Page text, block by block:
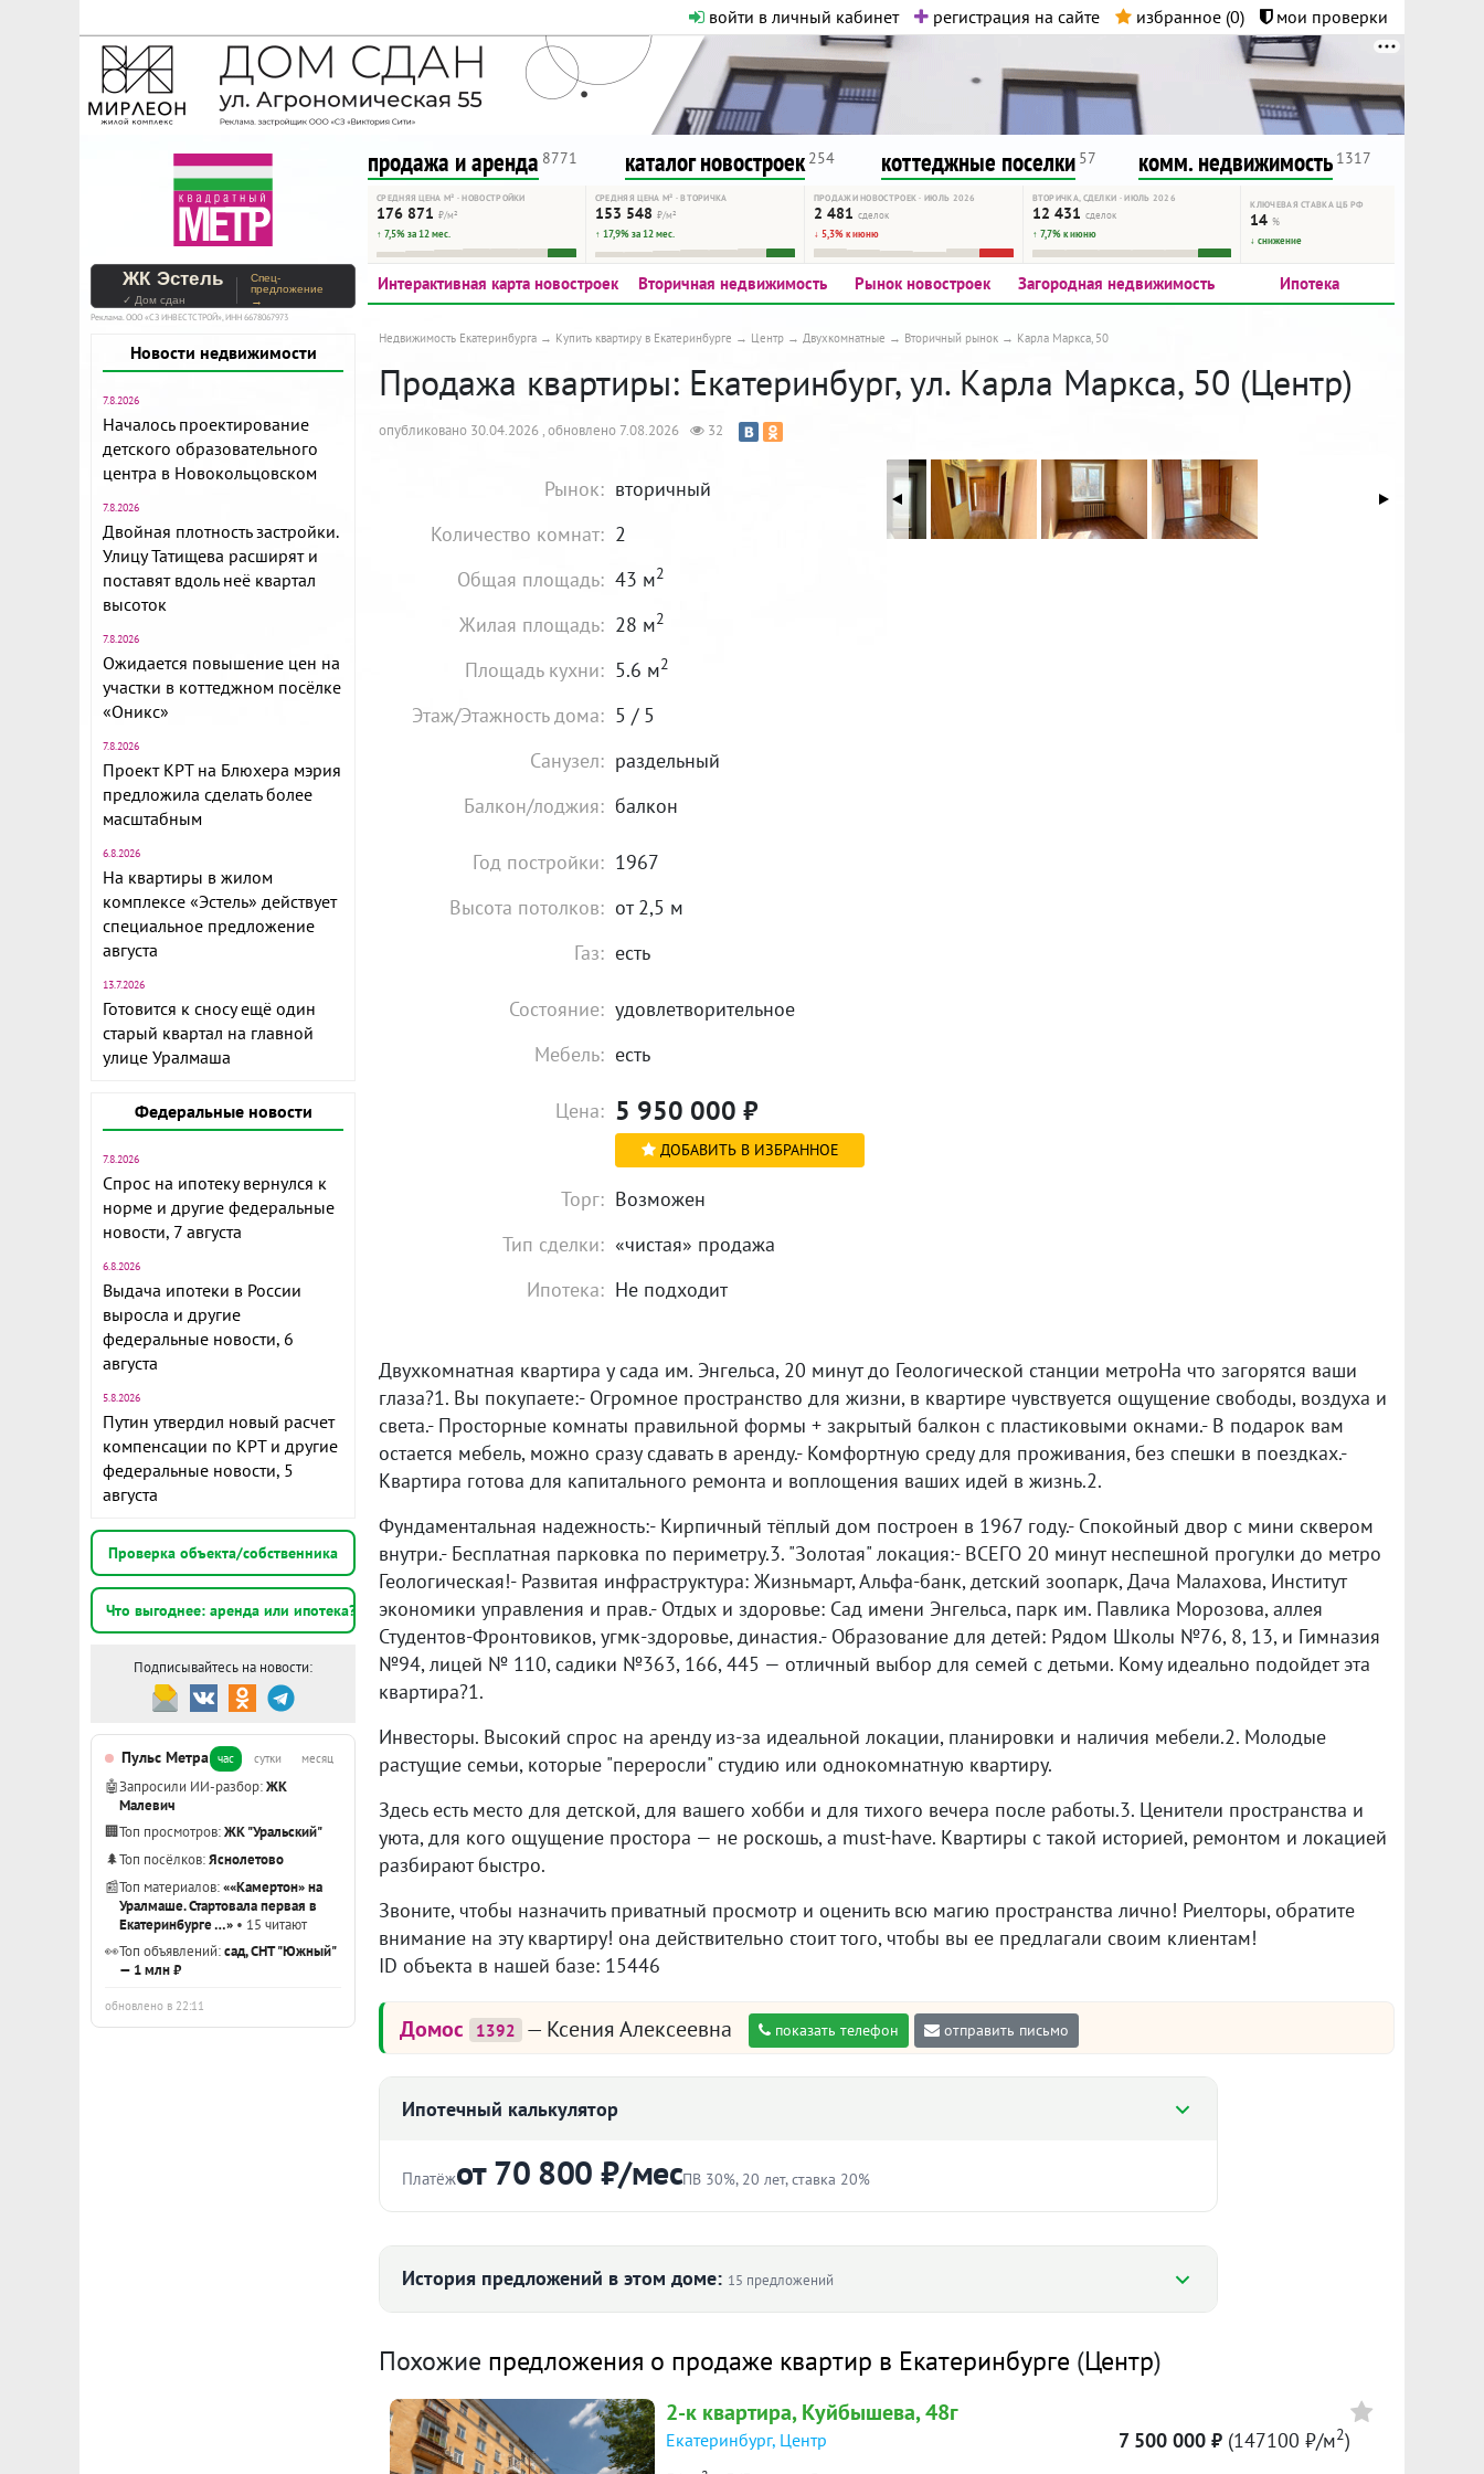
войти в личный кабинет регистрация на сайте избранное (0) мои проверки
На Метре реклама - только нормальная. Никакого шок-контента.
Помогайте независимому ресурсу, как он помогает вам. Удачи!
продажа и аренда 8771 каталог новостроек 254 коттеджные поселки 57 комм. недвижимость 1317
СРЕДНЯЯ ЦЕНА М² · НОВОСТРОЙКИ
176 871 ₽/м²
↑ 7,5% за 12 мес.
СРЕДНЯЯ ЦЕНА М² · ВТОРИЧКА
153 548 ₽/м²
↑ 17,9% за 12 мес.
ПРОДАЖИ НОВОСТРОЕК · ИЮЛЬ 2026
2 481 сделок
↓ 5,3% к июню
ВТОРИЧКА, СДЕЛКИ · ИЮЛЬ 2026
12 431 сделок
↑ 7,7% к июню
КЛЮЧЕВАЯ СТАВКА ЦБ РФ
14%
↓ снижение
ЖК Эстель
✓ Дом сдан
Спец-
предложение
→
Реклама. ООО «СЗ ИНВЕСТСТРОЙ», ИНН 6678067973
Новости недвижимости
7.8.2026
Началось проектирование
детского образовательного
центра в Новокольцовском
7.8.2026
Двойная плотность застройки.
Улицу Татищева расширят и
поставят вдоль неё квартал
высоток
7.8.2026
Ожидается повышение цен на
участки в коттеджном посёлке
«Оникс»
7.8.2026
Проект КРТ на Блюхера мэрия
предложила сделать более
масштабным
6.8.2026
На квартиры в жилом
комплексе «Эстель» действует
специальное предложение
августа
13.7.2026
Готовится к сносу ещё один
старый квартал на главной
улице Уралмаша
Федеральные новости
7.8.2026
Спрос на ипотеку вернулся к
норме и другие федеральные
новости, 7 августа
6.8.2026
Выдача ипотеки в России
выросла и другие
федеральные новости, 6
августа
5.8.2026
Путин утвердил новый расчет
компенсации по КРТ и другие
федеральные новости, 5
августа
Проверка объекта/собственника
Что выгоднее: аренда или ипотека?
Подписывайтесь на новости:
Пульс Метра час сутки месяц
🤖Запросили ИИ-разбор:ЖК
Малевич
🏢Топ просмотров:ЖК "Уральский"
🌲Топ посёлков:Яснолетово
📰Топ материалов:««Камертон» на
Уралмаше. Стартовала первая в
Екатеринбурге …» • 15 читают
👀Топ объявлений:сад, СНТ "Южный"
— 1 млн ₽
обновлено в 22:11
Интерактивная карта новостроек Вторичная недвижимость Рынок новостроек Загородная недвижимость Ипотека
Недвижимость Екатеринбурга Купить квартиру в Екатеринбурге Центр Двухкомнатные Вторичный рынок Карла Маркса, 50
Продажа квартиры: Екатеринбург, ул. Карла Маркса, 50 (Центр)
опубликовано 30.04.2026 , обновлено 7.08.2026 32
Рынок: вторичный
Количество комнат: 2
Общая площадь: 43 м2
Жилая площадь: 28 м2
Площадь кухни: 5.6 м2
Этаж/Этажность дома: 5 / 5
Санузел: раздельный
Балкон/лоджия: балкон
Год постройки: 1967
Высота потолков: от 2,5 м
Газ: есть
Состояние: удовлетворительное
Мебель: есть
Цена: 5 950 000 ₽
ДОБАВИТЬ В ИЗБРАННОЕ
Торг: Возможен
Тип сделки: «чистая» продажа
Ипотека: Не подходит
Двухкомнатная квартира у сада им. Энгельса, 20 минут до Геологической станции метроНа что загорятся ваши
глаза?1. Вы покупаете:- Огромное пространство для жизни, в квартире чувствуется ощущение свободы, воздуха и
света.- Просторные комнаты правильной формы + закрытый балкон с пластиковыми окнами.- В подарок вам
остается мебель, можно сразу сдавать в аренду.- Комфортную среду для проживания, без спешки в поездках.-
Квартира готова для капитального ремонта и воплощения ваших идей в жизнь.2.
Фундаментальная надежность:- Кирпичный тёплый дом построен в 1967 году.- Спокойный двор с мини сквером
внутри.- Бесплатная парковка по периметру.3. "Золотая" локация:- ВСЕГО 20 минут неспешной прогулки до метро
Геологическая!- Развитая инфраструктура: Жизньмарт, Альфа-банк, детский зоопарк, Дача Малахова, Институт
экономики управления и прав.- Отдых и здоровье: Сад имени Энгельса, парк им. Павлика Морозова, аллея
Студентов-Фронтовиков, угмк-здоровье, династия.- Образование для детей: Рядом Школы №76, 8, 13, и Гимназия
№94, лицей № 110, садики №363, 166, 445 — отличный выбор для семей с детьми. Кому идеально подойдет эта
квартира?1.
Инвесторы. Высокий спрос на аренду из-за идеальной локации, планировки и наличия мебели.2. Молодые
растущие семьи, которые "переросли" студию или однокомнатную квартиру.
Здесь есть место для детской, для вашего хобби и для тихого вечера после работы.3. Ценители пространства и
уюта, для кого ощущение простора — не роскошь, а must-have. Квартиры с такой историей, ремонтом и локацией
разбирают быстро.
Звоните, чтобы назначить приватный просмотр и оценить всю магию пространства лично! Риелторы, обратите
внимание на эту квартиру! она действительно стоит того, чтобы вы ее предлагали своим клиентам!
ID объекта в нашей базе: 15446
Домос 1392 — Ксения Алексеевна показать телефон отправить письмо
Ипотечный калькулятор
Платёжот 70 800 ₽/месПВ 30%, 20 лет, ставка 20%
%
лет
Ежемесячный платёж 70 800 ₽
История предложений в этом доме: 15 предложений
101 667
Похожие предложения о продаже квартир в Екатеринбурге (Центр)
2-к квартира, Куйбышева, 48г
Екатеринбург, Центр
7 500 000 ₽ (147100 ₽/м2)